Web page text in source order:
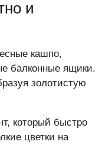
и
кашпо,
балконные ящики.
золотистую
который быстро
цветки на